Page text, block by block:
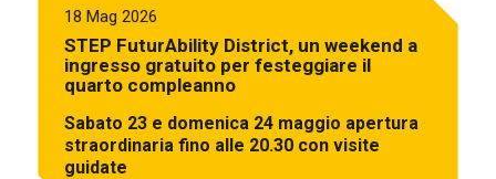
18 Mag 2026
STEP FuturAbility District, un weekend a
ingresso gratuito per festeggiare il
quarto compleanno
Sabato 23 e domenica 24 maggio apertura
straordinaria fino alle 20.30 con visite
guidate